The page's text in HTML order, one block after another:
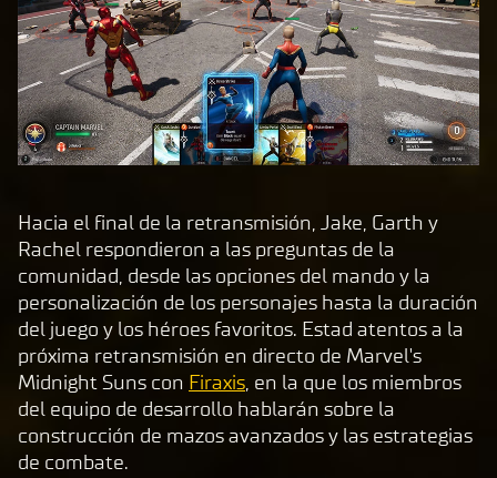
Hacia el final de la retransmisión, Jake, Garth y
Rachel respondieron a las preguntas de la
comunidad, desde las opciones del mando y la
personalización de los personajes hasta la duración
del juego y los héroes favoritos. Estad atentos a la
próxima retransmisión en directo de Marvel's
Midnight Suns con Firaxis, en la que los miembros
del equipo de desarrollo hablarán sobre la
construcción de mazos avanzados y las estrategias
de combate.